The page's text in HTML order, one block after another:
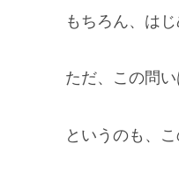
もちろん、は
ただ、この問
というのも、